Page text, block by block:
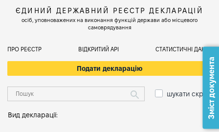
ЄДИНИЙ ДЕРЖАВНИЙ РЕЄСТР ДЕКЛАРАЦІЙ
осіб, уповноважених на виконання функцій держави або місцевого
самоврядування
ПРО РЕЄСТР ВІДКРИТИЙ АРІ СТАТИСТИЧНІ ДАНІ
Подати декларацію
шукати скрізь
Вид декларації: Зміст документа